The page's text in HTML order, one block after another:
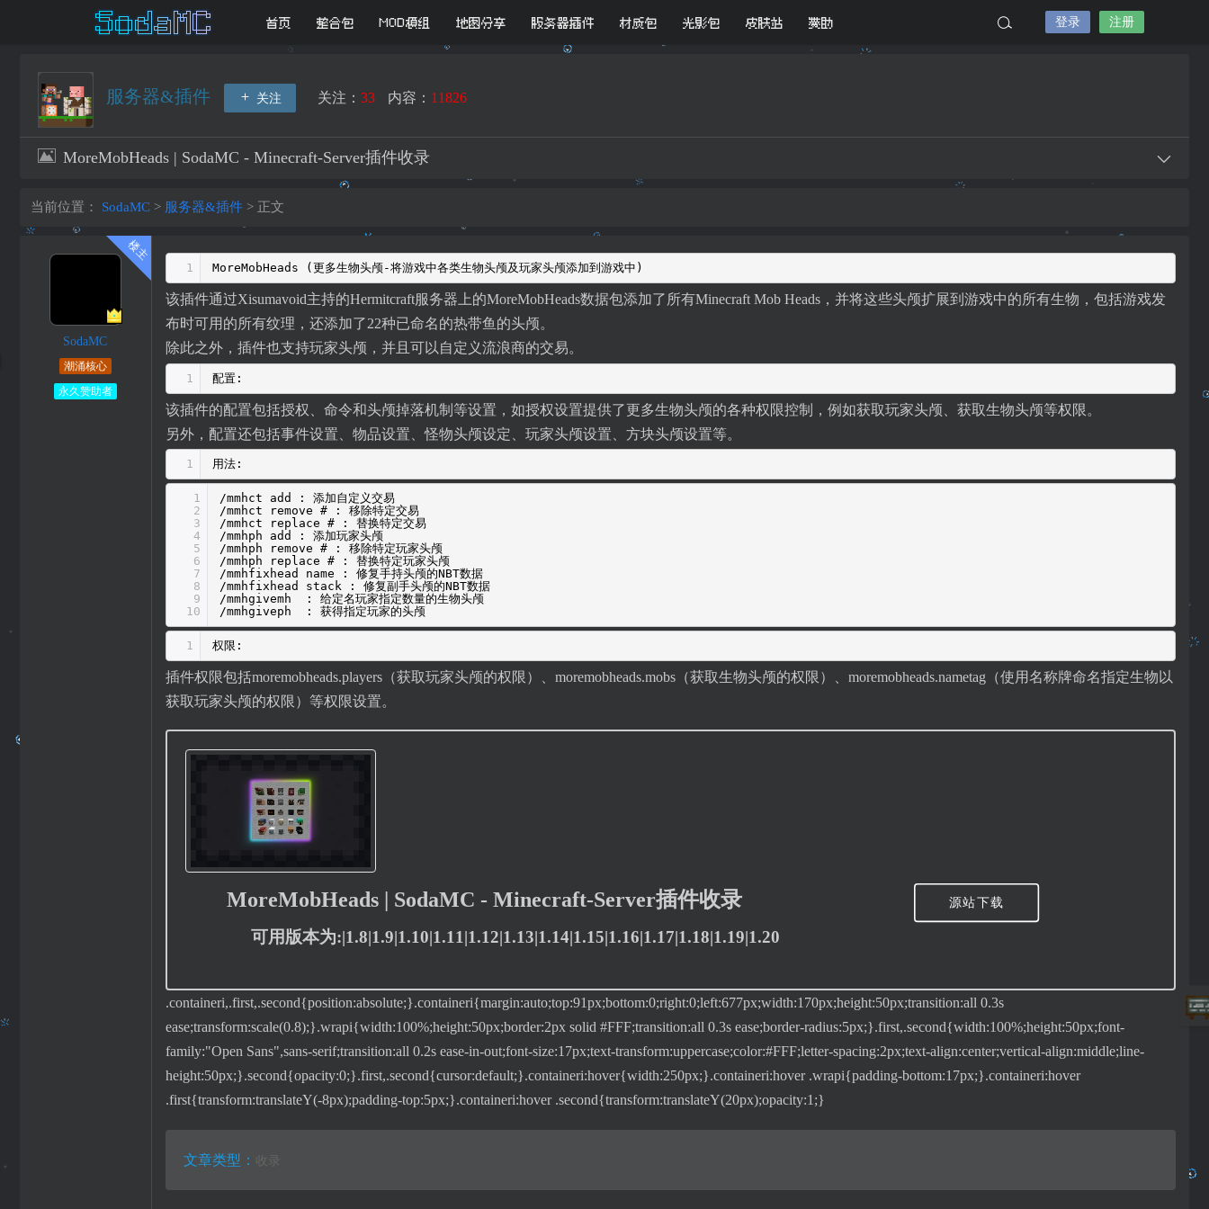
首页 整合包 MOD模组 地图分享 服务器插件 材质包 光影包 皮肤站 赞助 登录 注册
服务器&插件 关注 关注： 33 内容： 11826
MoreMobHeads | SodaMC - Minecraft-Server插件收录
当前位置： SodaMC > 服务器&插件 > 正文
SodaMC
潮涌核心
永久赞助者
1 MoreMobHeads (更多生物头颅-将游戏中各类生物头颅及玩家头颅添加到游戏中)
该插件通过Xisumavoid主持的Hermitcraft服务器上的MoreMobHeads数据包添加了所有Minecraft Mob Heads，并将这些头颅扩展到游戏中的所有生物，包括游戏发
布时可用的所有纹理，还添加了22种已命名的热带鱼的头颅。
除此之外，插件也支持玩家头颅，并且可以自定义流浪商的交易。
1 配置:
该插件的配置包括授权、命令和头颅掉落机制等设置，如授权设置提供了更多生物头颅的各种权限控制，例如获取玩家头颅、获取生物头颅等权限。
另外，配置还包括事件设置、物品设置、怪物头颅设定、玩家头颅设置、方块头颅设置等。
1 用法:
1
2
3
4
5
6
7
8
9
10
/mmhct add : 添加自定义交易
/mmhct remove # : 移除特定交易
/mmhct replace # : 替换特定交易
/mmhph add : 添加玩家头颅
/mmhph remove # : 移除特定玩家头颅
/mmhph replace # : 替换特定玩家头颅
/mmhfixhead name : 修复手持头颅的NBT数据
/mmhfixhead stack : 修复副手头颅的NBT数据
/mmhgivemh : 给定名玩家指定数量的生物头颅
/mmhgiveph : 获得指定玩家的头颅
1 权限:
插件权限包括moremobheads.players（获取玩家头颅的权限）、moremobheads.mobs（获取生物头颅的权限）、moremobheads.nametag（使用名称牌命名指定生物以
获取玩家头颅的权限）等权限设置。
MoreMobHeads | SodaMC - Minecraft-Server插件收录
可用版本为:|1.8|1.9|1.10|1.11|1.12|1.13|1.14|1.15|1.16|1.17|1.18|1.19|1.20
源站下载
.containeri,.first,.second{position:absolute;}.containeri{margin:auto;top:91px;bottom:0;right:0;left:677px;width:170px;height:50px;transition:all 0.3s
ease;transform:scale(0.8);}.wrapi{width:100%;height:50px;border:2px solid #FFF;transition:all 0.3s ease;border-radius:5px;}.first,.second{width:100%;height:50px;font-
family:"Open Sans",sans-serif;transition:all 0.2s ease-in-out;font-size:17px;text-transform:uppercase;color:#FFF;letter-spacing:2px;text-align:center;vertical-align:middle;line-
height:50px;}.second{opacity:0;}.first,.second{cursor:default;}.containeri:hover{width:250px;}.containeri:hover .wrapi{padding-bottom:17px;}.containeri:hover
.first{transform:translateY(-8px);padding-top:5px;}.containeri:hover .second{transform:translateY(20px);opacity:1;}
文章类型： 收录